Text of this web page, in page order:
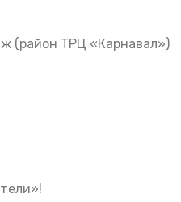
(район ТРЦ «Карнавал»)